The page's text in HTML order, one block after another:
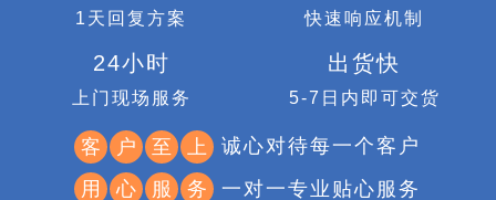
1天回复方案 快速响应机制
24小时
上门现场服务
出货快
5-7日内即可交货
客 户 至 上
诚心对待每一个客户
用
心 服 务 一对一专业贴心服务